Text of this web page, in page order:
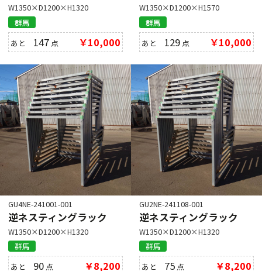
W1350×D1200×H1320
群馬
あと 147 点 ￥10,000
W1350×D1200×H1570
群馬
あと 129 点 ￥10,000
GU4NE-241001-001
逆ネスティングラック
W1350×D1200×H1320
群馬
あと 90 点 ￥8,200
GU2NE-241108-001
逆ネスティングラック
W1350×D1200×H1320
群馬
あと 75 点 ￥8,200